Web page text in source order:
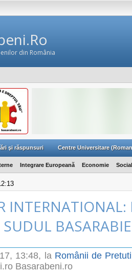
din România
şi răspunsuri Centre Universitare
Integrare Europeană Economie Social
INTERNATIONAL:
13:48, la Românii de
Basarabeni.ro